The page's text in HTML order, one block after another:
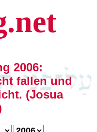
2006:
fallen und
(Josua